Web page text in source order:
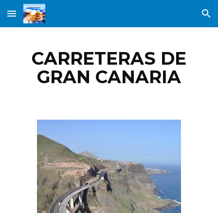
Skip to main content Skip to navigation
CARRETERAS DE
GRAN CANARIA